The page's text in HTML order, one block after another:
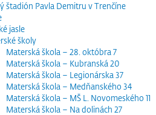
štadión Pavla Demitru v Trenčíne
jasle
školy
Materská škola – 28. októbra 7
Materská škola – Kubranská 20
Materská škola – Legionárska 37
Materská škola – Medňanského 34
Materská škola – MŠ L. Novomeského 11
Materská škola – Na dolinách 27